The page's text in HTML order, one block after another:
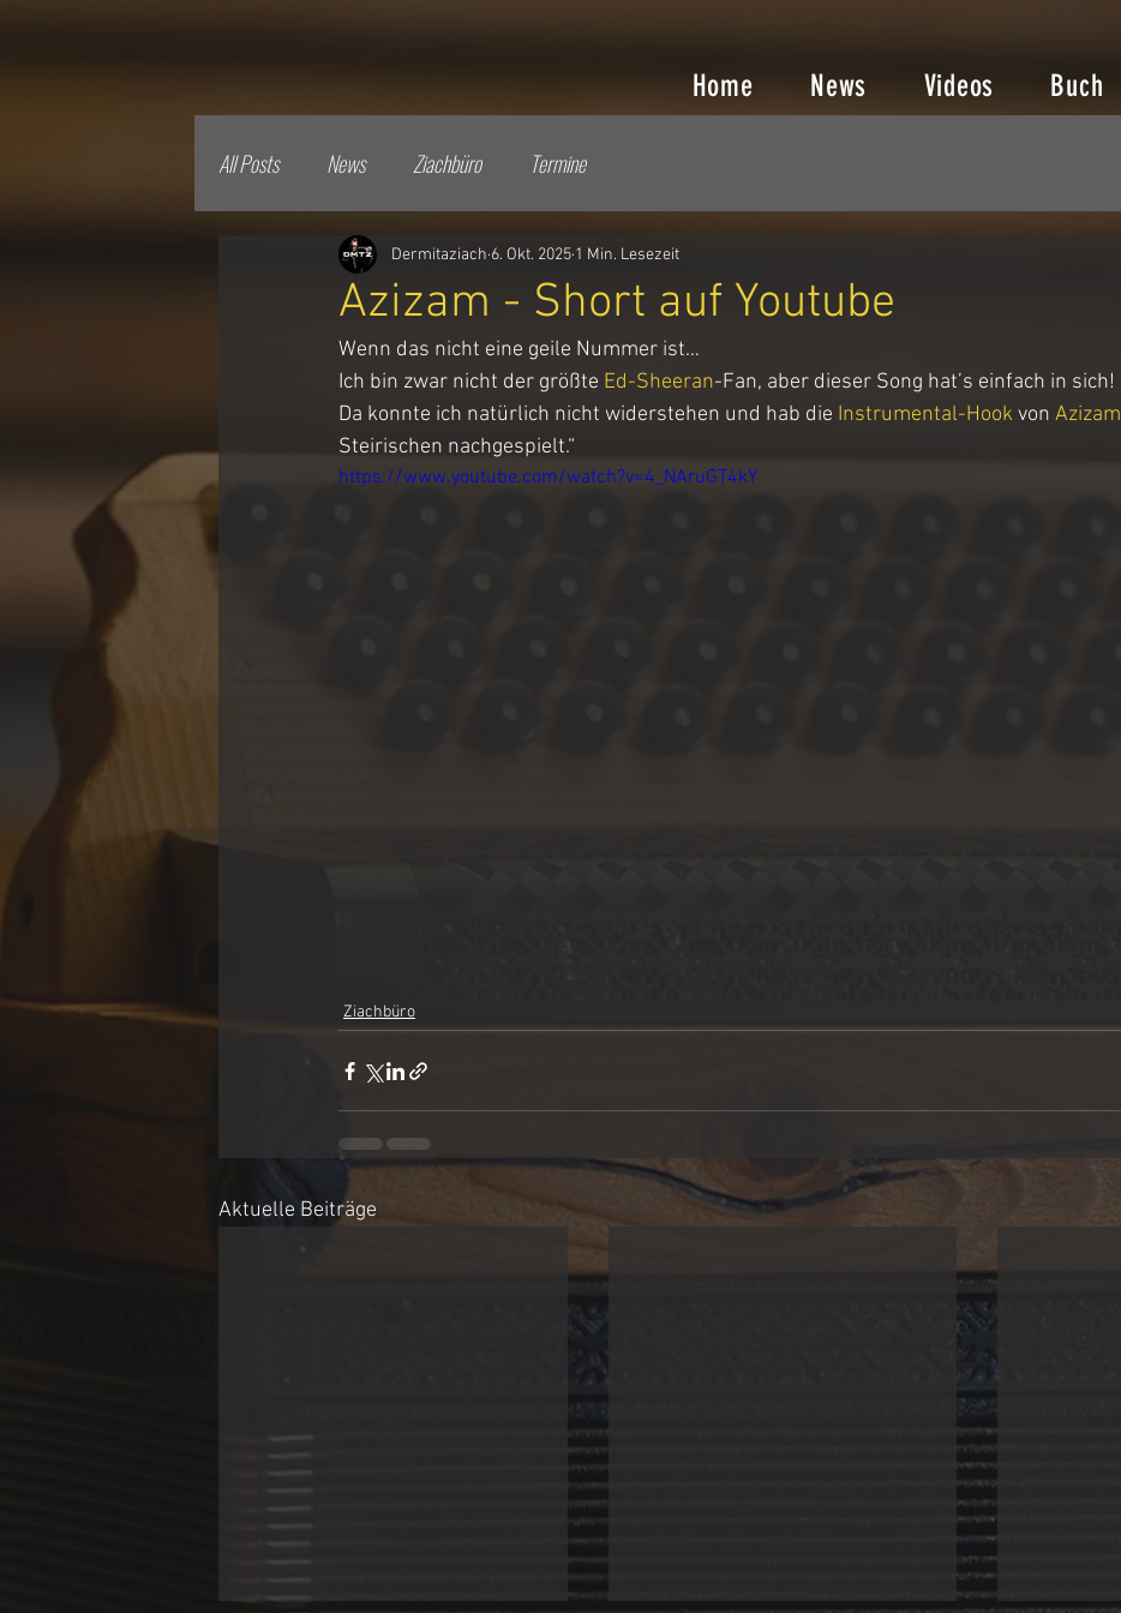
Home News Videos Buch
All Posts News Ziachbüro Termine
Azizam - Short auf Youtube
Dermitaziach 6. Okt. 2025 1 Min. Lesezeit
Wenn das nicht eine geile Nummer ist…
Ich bin zwar nicht der größte Ed-Sheeran-Fan, aber dieser Song hat’s einfach in sich!
Da konnte ich natürlich nicht widerstehen und hab die Instrumental-Hook von Azizam
Steirischen nachgespielt.“
https://www.youtube.com/watch?v=4_NAruGT4kY
Ziachbüro
Aktuelle Beiträge